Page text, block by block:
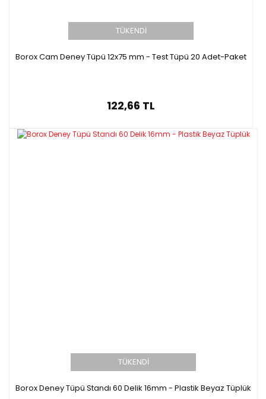
TÜKENDİ
Borox Cam Deney Tüpü 12x75 mm - Test Tüpü 20 Adet-Paket
122,66 TL
TÜKENDİ
Borox Deney Tüpü Standı 60 Delik 16mm - Plastik Beyaz Tüplük